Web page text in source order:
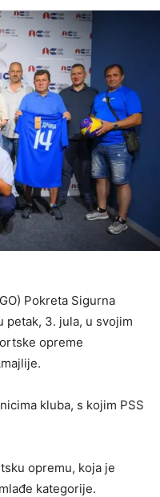
Pokreta Sigurna
petak, 3. jula, u svojim
opreme
kluba, s kojim PSS
opremu, koja je
kategorije.